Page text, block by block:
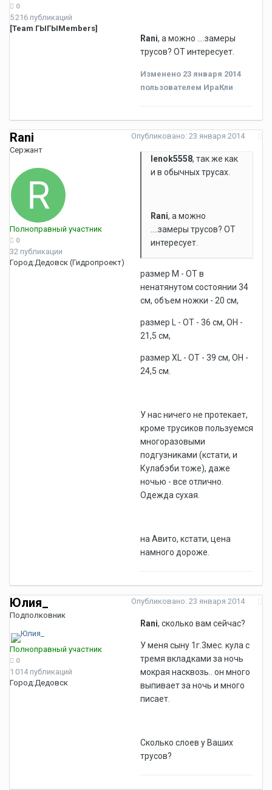
0
5 216 публикаций
[Team ГЫГЫMembers]
Rani, а можно ....замеры
трусов? ОТ интересует.
Изменено 23 января 2014
пользователем ИраКли
Rani
Сержант
Полноправный участник
0
32 публикации
Город:Дедовск (Гидропроект)
Опубликовано: 23 января 2014
lenok5558, так же как
и в обычных трусах.
Rani, а можно
....замеры трусов? ОТ
интересует.
размер М - ОТ в
ненатянутом состоянии 34
см, объем ножки - 20 см,
размер L - ОТ - 36 см, ОН -
21,5 см,
размер XL - ОТ - 39 см, ОН -
24,5 см.
У нас ничего не протекает,
кроме трусиков пользуемся
многоразовыми
подгузниками (кстати, и
Кулабэби тоже), даже
ночью - все отлично.
Одежда сухая.
на Авито, кстати, цена
намного дороже.
Юлия_
Подполковник
Полноправный участник
0
1 014 публикаций
Город:Дедовск
Опубликовано: 23 января 2014
Rani, сколько вам сейчас?
У меня сыну 1г.3мес. кула с
тремя вкладками за ночь
мокрая насквозь.. он много
выпивает за ночь и много
писает.
Сколько слоев у Ваших
трусов?